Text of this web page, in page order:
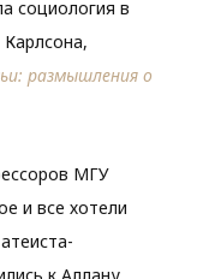
социология в
Карлсона,
размышления о
МГУ
и все хотели